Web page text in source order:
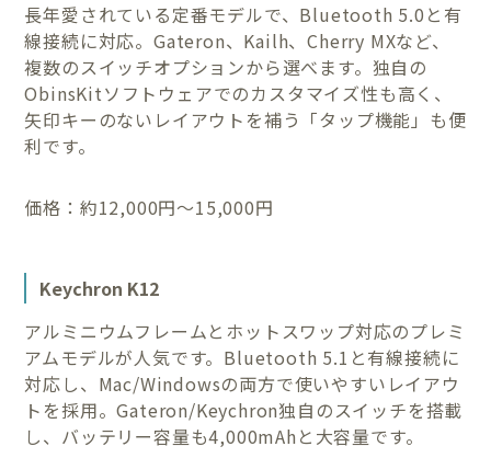
長年愛されている定番モデルで、Bluetooth 5.0と有
線接続に対応。Gateron、Kailh、Cherry MXなど、
複数のスイッチオプションから選べます。独自の
ObinsKitソフトウェアでのカスタマイズ性も高く、
矢印キーのないレイアウトを補う「タップ機能」も便
利です。
価格：約12,000円〜15,000円
Keychron K12
アルミニウムフレームとホットスワップ対応のプレミ
アムモデルが人気です。Bluetooth 5.1と有線接続に
対応し、Mac/Windowsの両方で使いやすいレイアウ
トを採用。Gateron/Keychron独自のスイッチを搭載
し、バッテリー容量も4,000mAhと大容量です。